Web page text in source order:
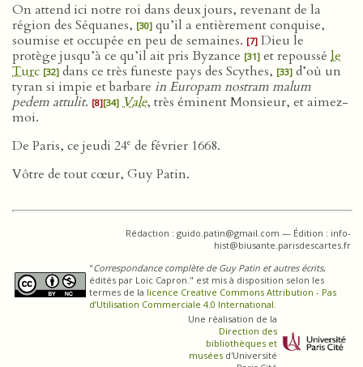
On attend ici notre roi dans deux jours, revenant de la
région des Séquanes, [30] qu’il a entièrement conquise,
soumise et occupée en peu de semaines. [7] Dieu le
protège jusqu’à ce qu’il ait pris Byzance [31] et repoussé le
Turc [32] dans ce très funeste pays des Scythes, [33] d’où un
tyran si impie et barbare in Europam nostram malum
pedem attulit. [8][34] Vale, très éminent Monsieur, et aimez-
moi.
De Paris, ce jeudi 24e de février 1668.
Vôtre de tout cœur, Guy Patin.
Rédaction : guido.patin@gmail.com — Édition : info-
hist@biusante.parisdescartes.fr
"Correspondance complète de Guy Patin et autres écrits,
édités par Loïc Capron." est mis à disposition selon les
termes de la licence Creative Commons Attribution - Pas
d’Utilisation Commerciale 4.0 International.
Une réalisation de la
Direction des
bibliothèques et
muséesd'Université